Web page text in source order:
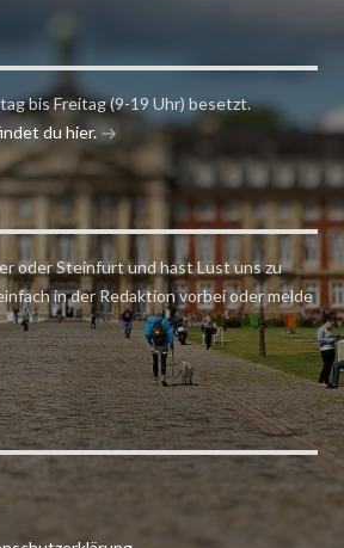
bis Freitag (9-19 Uhr) besetzt.
du hier.
oder Steinfurt und hast Lust uns zu
in der Redaktion vorbei oder melde